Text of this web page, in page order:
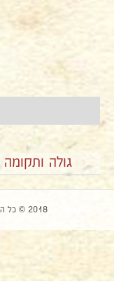
גולה ותקומה
2018 © כל הזכויות שמורות ליוסי עופר "גולה ותקומה"